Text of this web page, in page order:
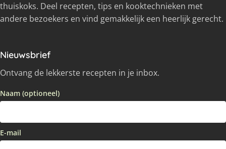
thuiskoks. Deel recepten, tips en kooktechnieken met
andere bezoekers en vind gemakkelijk een heerlijk gerecht.
Nieuwsbrief
Ontvang de lekkerste recepten in je inbox.
Naam (optioneel)
E-mail